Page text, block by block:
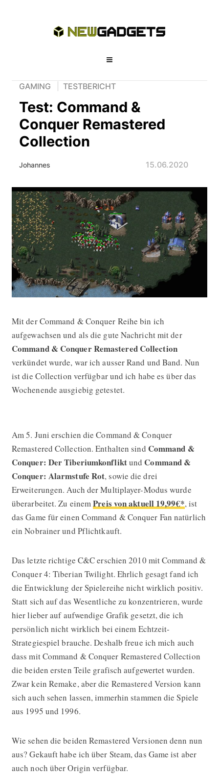
GAMING TESTBERICHT
Test: Command &
Conquer Remastered
Collection
Johannes 15.06.2020
Test: Command & Conquer
Mit der Command & Conquer Reihe bin ich
aufgewachsen und als die gute Nachricht mit der
Command & Conquer Remastered Collection
verkündet wurde, war ich ausser Rand und Band. Nun
ist die Collection verfügbar und ich habe es über das
Wochenende ausgiebig getestet.
Am 5. Juni erschien die Command & Conquer
Remastered Collection. Enthalten sind Command &
Conquer: Der Tiberiumkonfliktund Command &
Conquer: Alarmstufe Rot, sowie die drei
Erweiterungen. Auch der Multiplayer-Modus wurde
überarbeitet. Zu einemPreis von aktuell 19,99€*, ist
das Game für einen Command & Conquer Fan natürlich
ein Nobrainer und Pflichtkauft.
Das letzte richtige C&C erschien 2010 mit Command &
Conquer 4: Tiberian Twilight. Ehrlich gesagt fand ich
die Entwicklung der Spielereihe nicht wirklich positiv.
Statt sich auf das Wesentliche zu konzentrieren, wurde
hier lieber auf aufwendige Grafik gesetzt, die ich
persönlich nicht wirklich bei einem Echtzeit-
Strategiespiel brauche. Deshalb freue ich mich auch
dass mit Command & Conquer Remastered Collection
die beiden ersten Teile grafisch aufgewertet wurden.
Zwar kein Remake, aber die Remastered Version kann
sich auch sehen lassen, immerhin stammen die Spiele
aus 1995 und 1996.
Wie sehen die beiden Remastered Versionen denn nun
aus? Gekauft habe ich über Steam, das Game ist aber
auch noch über Origin verfügbar.